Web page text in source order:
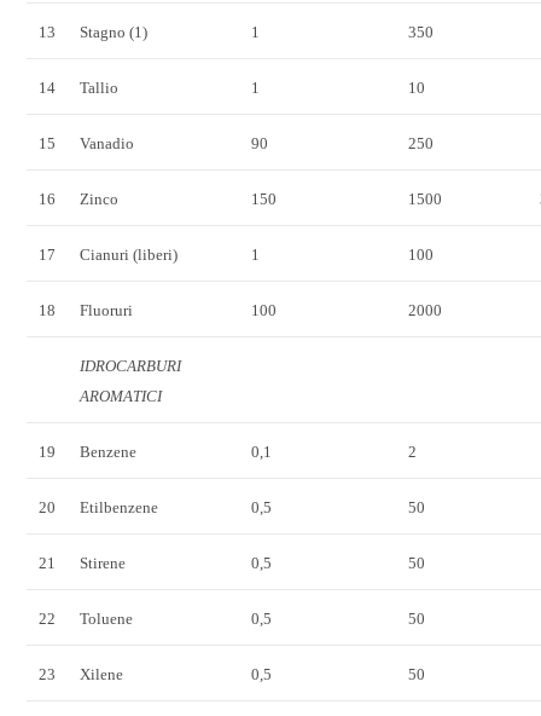
13 Stagno (1) 1 350
14 Tallio 1 10
15 Vanadio 90 250
16 Zinco 150 1500
17 Cianuri (liberi) 1 100
18 Fluoruri 100 2000
IDROCARBURI
AROMATICI
19 Benzene 0,1 2
20 Etilbenzene 0,5 50
21 Stirene 0,5 50
22 Toluene 0,5 50
23 Xilene 0,5 50